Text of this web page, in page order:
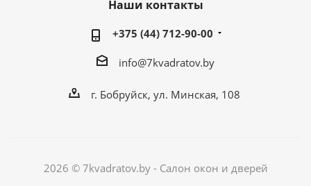
Наши контакты
+375 (44) 712-90-00
info@7kvadratov.by
г. Бобруйск, ул. Минская, 108
2026 © 7kvadratov.by - Салон окон и дверей